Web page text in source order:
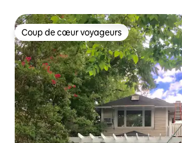
Coup de cœur voyageurs
Coup de cœur voyageurs